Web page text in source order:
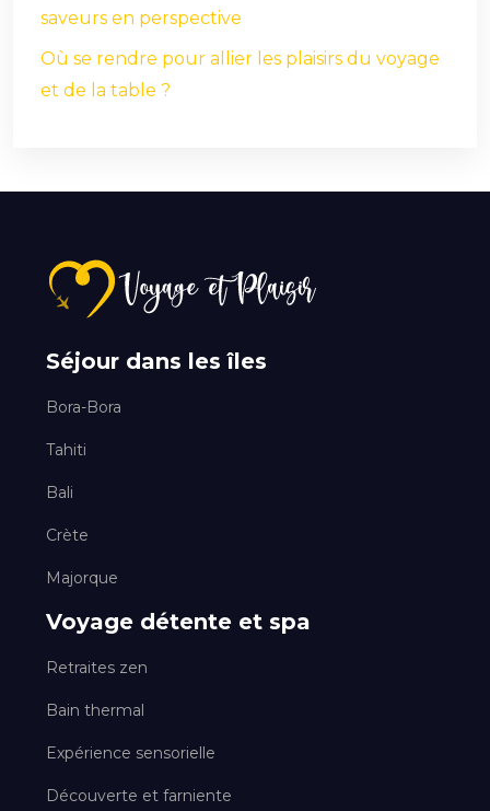
saveurs en perspective
Où se rendre pour allier les plaisirs du voyage
et de la table ?
Séjour dans les îles
Bora-Bora
Tahiti
Bali
Crète
Majorque
Voyage détente et spa
Retraites zen
Bain thermal
Expérience sensorielle
Découverte et farniente